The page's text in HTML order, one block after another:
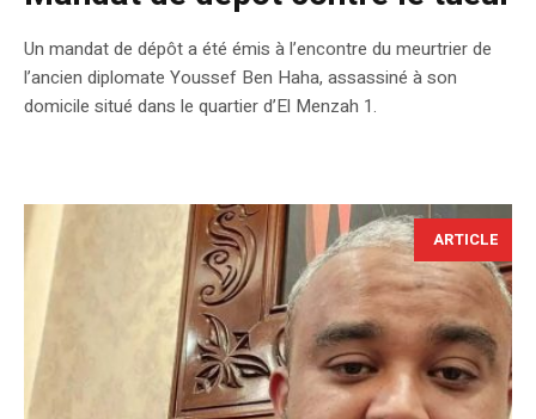
Un mandat de dépôt a été émis à l’encontre du meurtrier de
l’ancien diplomate Youssef Ben Haha, assassiné à son
domicile situé dans le quartier d’El Menzah 1.
ARTICLE